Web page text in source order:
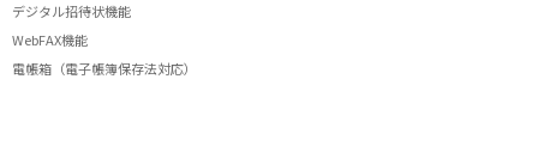
デジタル招待状機能
WebFAX機能
電帳箱（電子帳簿保存法対応）